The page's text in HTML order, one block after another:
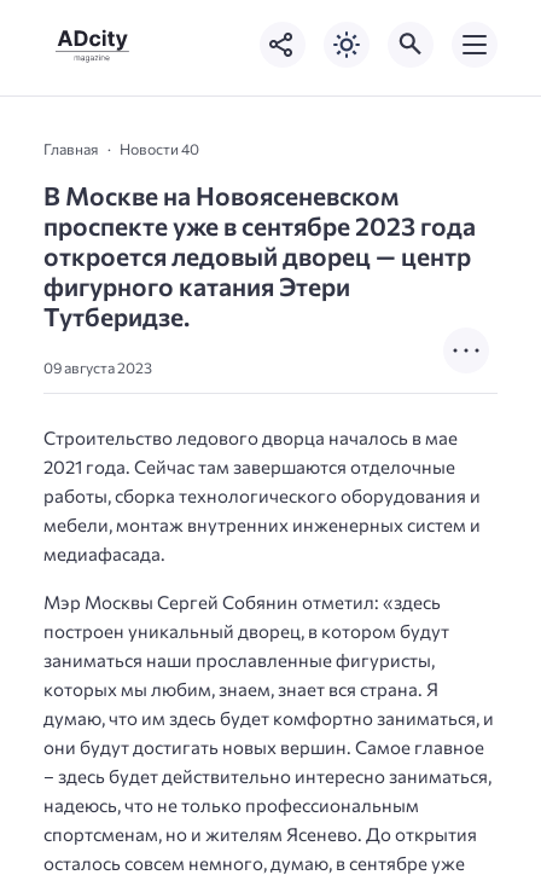
Главная Новости 40
В Москве на Новоясеневском
проспекте уже в сентябре 2023 года
откроется ледовый дворец — центр
фигурного катания Этери
Тутберидзе.
09 августа 2023
Строительство ледового дворца началось в мае
2021 года. Сейчас там завершаются отделочные
работы, сборка технологического оборудования и
мебели, монтаж внутренних инженерных систем и
медиафасада.
Мэр Москвы Сергей Собянин отметил: «здесь
построен уникальный дворец, в котором будут
заниматься наши прославленные фигуристы,
которых мы любим, знаем, знает вся страна. Я
думаю, что им здесь будет комфортно заниматься, и
они будут достигать новых вершин. Самое главное
– здесь будет действительно интересно заниматься,
надеюсь, что не только профессиональным
спортсменам, но и жителям Ясенево. До открытия
осталось совсем немного, думаю, в сентябре уже